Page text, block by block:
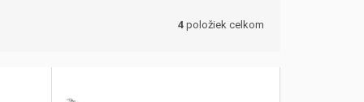
4 položiek celkom